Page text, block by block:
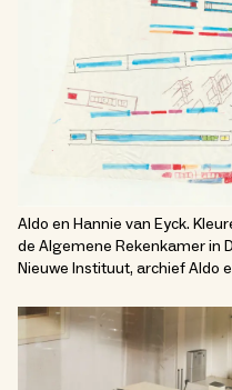
Aldo en Hannie van Eyck.
de Algemene Rekenkamer in
Nieuwe Instituut, archief Aldo